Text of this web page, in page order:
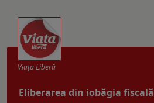
Viaţa Liberă
Eliberarea din iobăgia fiscală